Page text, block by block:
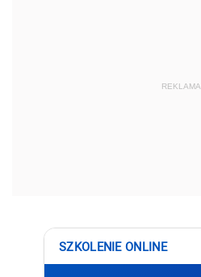
REKLAMA
SZKOLENIE ONLINE